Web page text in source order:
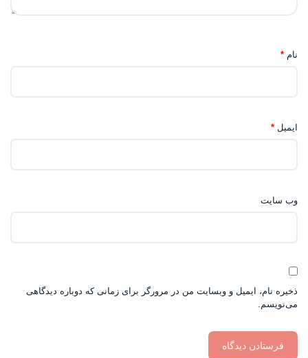
نام *
ایمیل *
وب‌ سایت
ذخیره نام، ایمیل و وبسایت من در مرورگر برای زمانی که دوباره دیدگاهی
می‌نویسم.